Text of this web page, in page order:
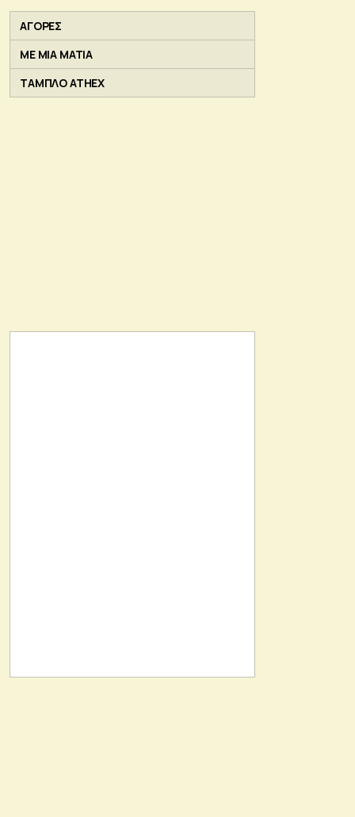
ΑΓΟΡΕΣ
ΜΕ ΜΙΑ ΜΑΤΙΑ
ΤΑΜΠΛΟ ATHEX